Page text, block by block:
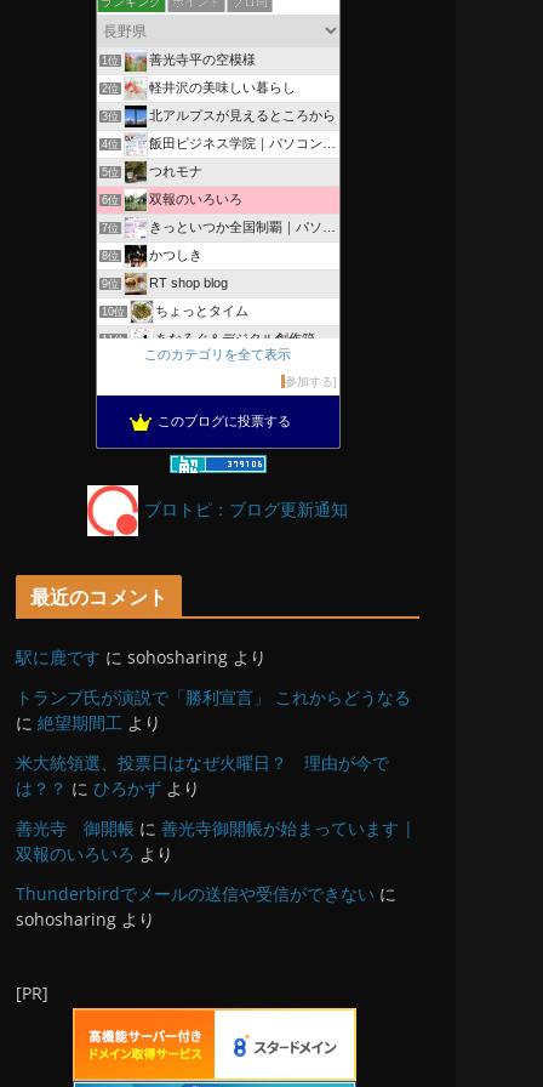
1位 善光寺平の空模様
2位 軽井沢の美味しい暮らし
3位 北アルプスが見えるところから
4位 飯田ビジネス学院｜パソコン、簿記、公共職業訓練と求職者支援
5位 つれモナ
6位 双報のいろいろ
7位 きっといつか全国制覇｜パソコン教室、簿記教室のスタッフブログ
8位 かつしき
9位 RT shop blog
10位 ちょっとタイム
11位 あなろぐ＆デジタル創作箱
軽井沢まったり生活 柴犬とともに
13位 がんばれ長野
OESセｴラ＆レイラ何気ない風景
15位 のんびりいこうよ！
このカテゴリを全て表示
参加する
このブログに投票する
ブロトピ：ブログ更新通知
最近のコメント
駅に鹿です に sohosharing より
トランプ氏が演説で「勝利宣言」 これからどうなる
に 絶望期間工 より
米大統領選、投票日はなぜ火曜日？ 理由が今で
は？？ に ひろかず より
善光寺 御開帳 に 善光寺御開帳が始まっています |
双報のいろいろ より
Thunderbirdでメールの送信や受信ができない に
sohosharing より
[PR]